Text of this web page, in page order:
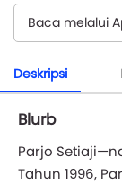
Baca melalui
Deskripsi
Blurb
Parjo
Tahun 1996,